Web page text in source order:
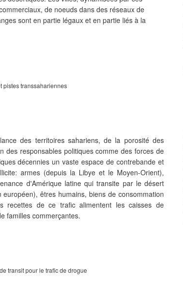
de noeuds dans des réseaux de
sont en partie légaux et en partie liés à la
pistes transsahariennes
des territoires sahariens, de la porosité des
des responsables politiques comme des forces de
décennies un vaste espace de contrebande et
armes (depuis la Libye et le Moyen-Orient),
d'Amérique latine qui transite par le désert
européen), êtres humains, biens de consommation
recettes de ce trafic alimentent les caisses de
familles commerçantes.
transit pour le trafic de drogue